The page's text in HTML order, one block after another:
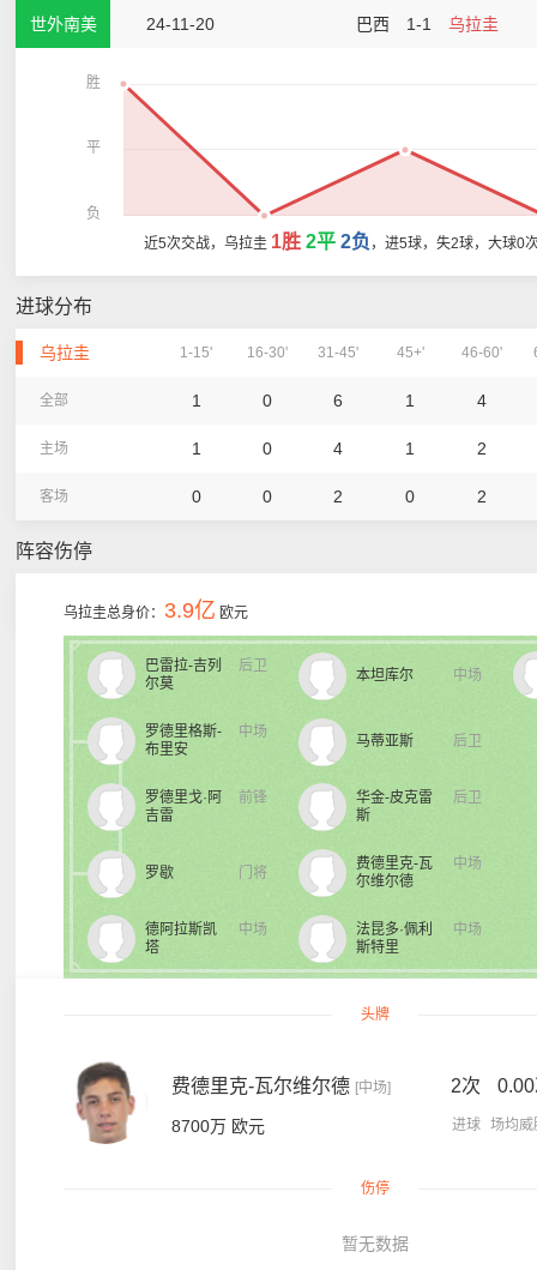
世外南美 24-11-20 巴西 1-1 乌拉圭
胜
平
负
近5次交战，乌拉圭 1胜 2平 2负 ，进5球，失2球，大球0
进球分布
乌拉圭 1-15' 16-30' 31-45' 45+' 46-60'
全部 1 0 6 1 4
主场 1 0 4 1 2
客场 0 0 2 0 2
阵容伤停
乌拉圭总身价： 3.9亿 欧元
后卫
巴雷拉-吉列
尔莫
中场
罗德里格斯-
布里安
前锋
罗德里戈·阿
吉雷
门将
罗歇
中场
德阿拉斯凯
塔
中场
本坦库尔
后卫
马蒂亚斯
后卫
华金-皮克雷
斯
中场
费德里克-瓦
尔维尔德
中场
法昆多·佩利
斯特里
头牌
费德里克-瓦尔维尔德 [中场]
8700万 欧元
2次
进球 场均威
伤停
暂无数据